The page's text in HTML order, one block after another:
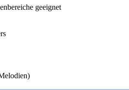
geeignet